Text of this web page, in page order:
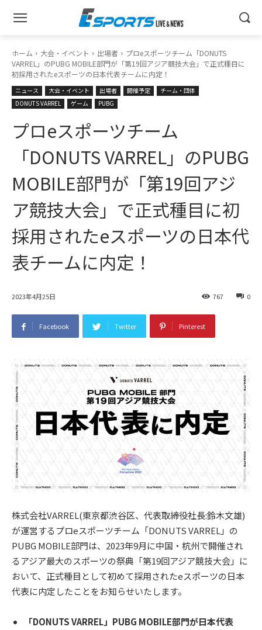
ホーム 大会・イベント 出場者
プロeスポーツチーム「DONUTS
VARREL」のPUBG MOBILE部門が「第19回アジア競技大会」で正式種目に
初採用されたeスポーツの日本代表チームに内定！
ニュース 大会・イベント 出場者 開催予定
チーム・団体
DONUTS VARREL
ゲーム PUBG
プロeスポーツチーム
「DONUTS VARREL」のPUBG
MOBILE部門が「第19回アジ
ア競技大会」で正式種目に初
採用されたeスポーツの日本代
表チームに内定！
2023年4月25日 0
767
Facebook Twitter Pinterest
株式会社VARREL(東京都渋谷区、代表取締役社長:鈴木文雄)
が運営するプロeスポーツチーム「DONUTS VARREL」の
PUBG MOBILE部門は、2023年9月に中国・杭州で開催され
るアジア最大のスポーツの祭典「第19回アジア競技大会」に
おいて、正式種目として初めて採用されたeスポーツの日本
代表に内定したことをお知らせいたします。
「DONUTS VARREL」PUBG MOBILE部門が日本代表